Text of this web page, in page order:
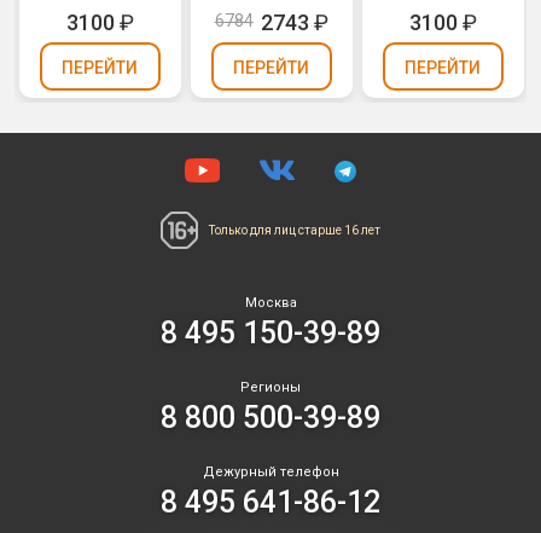
25)
3100₽
ПЕРЕЙТИ
6784 2743 ₽
ПЕРЕЙТИ
(0,8" х 36)
3100₽
ПЕРЕЙТИ
Только для лиц старше 16 лет
Москва
8 495 150-39-89
Регионы
8 800 500-39-89
Дежурный телефон
8 495 641-86-12